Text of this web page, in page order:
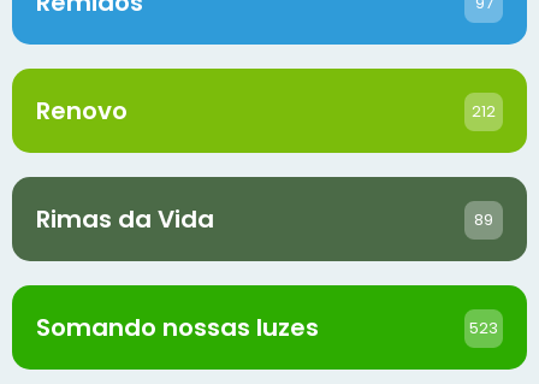
Renovo 212
Rimas da Vida 89
Somando nossas luzes 523